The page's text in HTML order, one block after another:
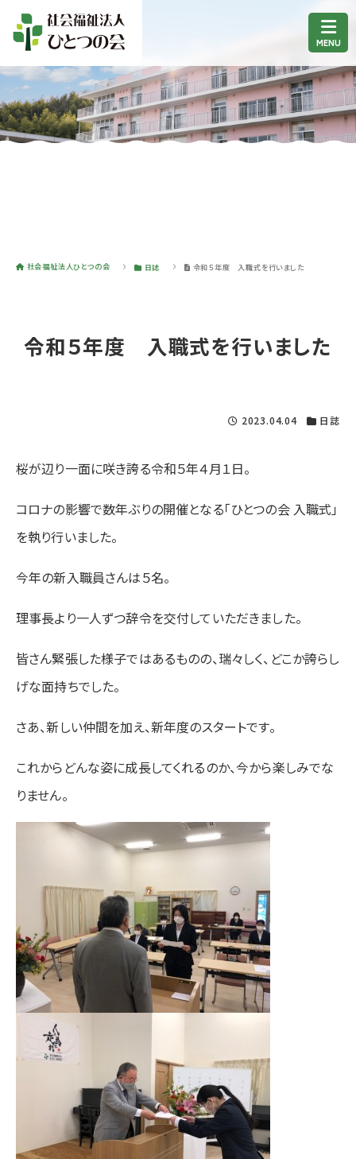
社会福祉法人ひとつの会 日誌 令和５年度 入職式を行いました
令和５年度 入職式を行いました
2023.04.04 日誌
桜が辺り一面に咲き誇る令和５年４月１日。
コロナの影響で数年ぶりの開催となる「ひとつの会 入職式」
を執り行いました。
今年の新入職員さんは５名。
理事長より一人ずつ辞令を交付していただきました。
皆さん緊張した様子ではあるものの、瑞々しく、どこか誇らし
げな面持ちでした。
さあ、新しい仲間を加え、新年度のスタートです。
これからどんな姿に成長してくれるのか、今から楽しみでな
りません。